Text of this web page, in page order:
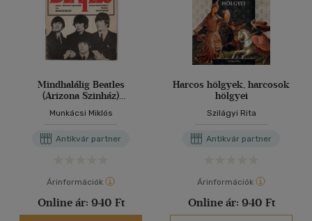
Mindhalálig Beatles
(Arizona Szinház)
Munkácsi Miklós
Antikvár partner
Árinformációk
Online ár: 940 Ft
Harcos hölgyek, harcosok
hölgyei
Szilágyi Rita
Antikvár partner
Árinformációk
Online ár: 940 Ft